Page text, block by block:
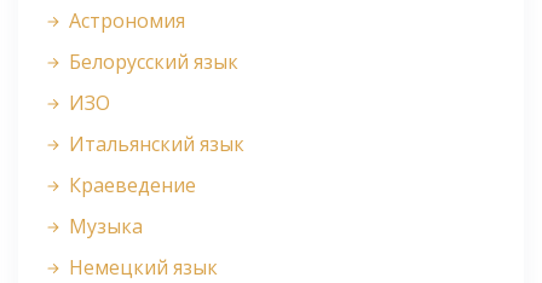
Астрономия
Белорусский язык
ИЗО
Итальянский язык
Краеведение
Музыка
Немецкий язык